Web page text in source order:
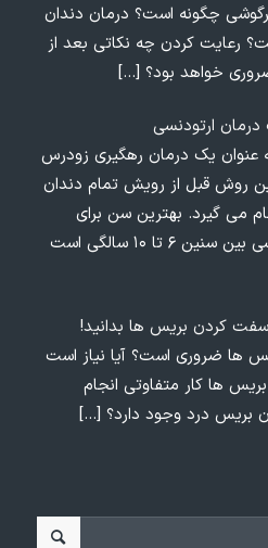
چگونه است؟ درمان دندان
رعایت کردن چه نکاتی بعد از
خواهد بود؟[…]
درمان ارتودنسی
عنوان یک درمان رهگیری زودرس
روش قبل از رویش تمام دندان
می گیرد. بهترین سن برای
تا ۱۰ سالگی است
سفت کردن بریس ها بدانید!
ها ضروری است؟ آیا نیاز است
ها کار متفاوتی انجام
بریس درد وجود دارد؟[…]